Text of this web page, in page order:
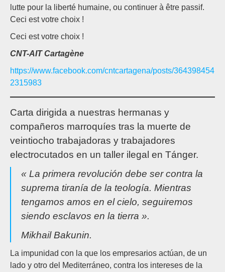
lutte pour la liberté humaine, ou continuer à être passif.
Ceci est votre choix !
Ceci est votre choix !
CNT-AIT Cartagène
https://www.facebook.com/cntcartagena/posts/364398454
2315983
Carta dirigida a nuestras hermanas y
compañeros marroquíes tras la muerte de
veintiocho trabajadoras y trabajadores
electrocutados en un taller ilegal en Tánger.
« La primera revolución debe ser contra la
suprema tiranía de la teología. Mientras
tengamos amos en el cielo, seguiremos
siendo esclavos en la tierra ».
Mikhail Bakunin.
La impunidad con la que los empresarios actúan, de un
lado y otro del Mediterráneo, contra los intereses de la